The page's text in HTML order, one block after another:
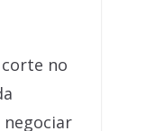
no
negociar